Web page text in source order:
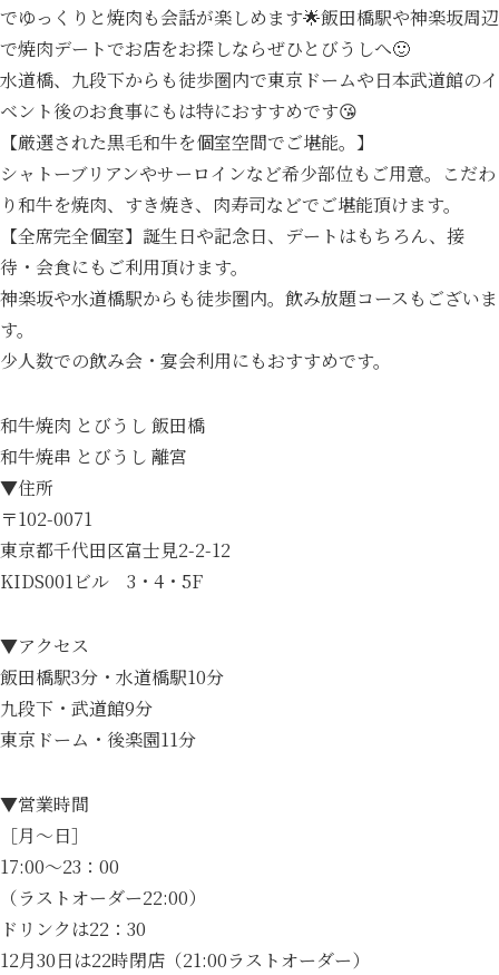
でゆっくりと焼肉も会話が楽しめます🌟飯田橋駅や神楽坂周辺
で焼肉デートでお店をお探しならぜひとびうしへ🙂
水道橋、九段下からも徒歩圏内で東京ドームや日本武道館のイ
ベント後のお食事にもは特におすすめです😘
【厳選された黒毛和牛を個室空間でご堪能。】
シャトーブリアンやサーロインなど希少部位もご用意。こだわ
り和牛を焼肉、すき焼き、肉寿司などでご堪能頂けます。
【全席完全個室】誕生日や記念日、デートはもちろん、接
待・会食にもご利用頂けます。
神楽坂や水道橋駅からも徒歩圏内。飲み放題コースもございま
す。
少人数での飲み会・宴会利用にもおすすめです。
和牛焼肉 とびうし 飯田橋
和牛焼串 とびうし 離宮
▼住所
〒102-0071
東京都千代田区富士見2-2-12
KIDS001ビル 3・4・5F
▼アクセス
飯田橋駅3分・水道橋駅10分
九段下・武道館9分
東京ドーム・後楽園11分
▼営業時間
［月～日］
17:00～23：00
（ラストオーダー22:00）
ドリンクは22：30
12月30日は22時閉店（21:00ラストオーダー）